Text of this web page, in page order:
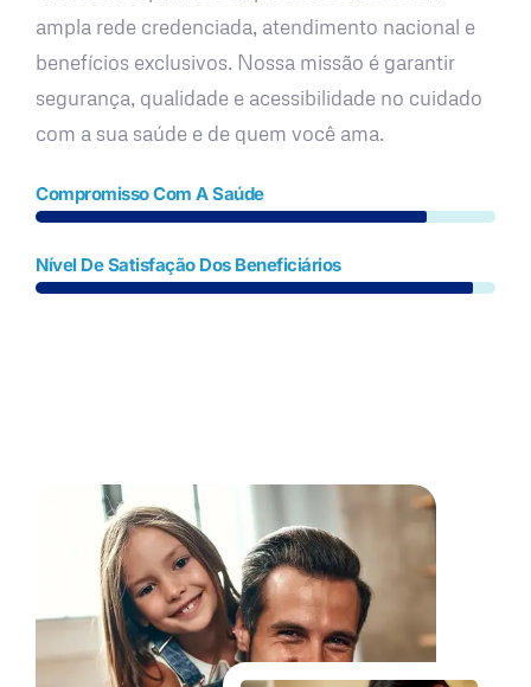
ampla rede credenciada, atendimento nacional e
benefícios exclusivos. Nossa missão é garantir
segurança, qualidade e acessibilidade no cuidado
com a sua saúde e de quem você ama.
Compromisso Com A Saúde
Nível De Satisfação Dos Beneficiários